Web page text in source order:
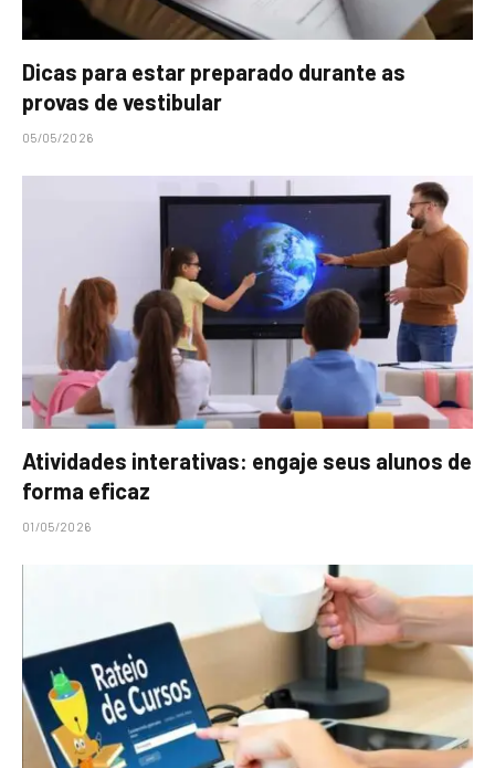
Dicas para estar preparado durante as
provas de vestibular
05/05/2026
Atividades interativas: engaje seus alunos de
forma eficaz
01/05/2026